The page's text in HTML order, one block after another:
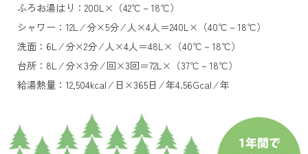
ふろお湯はり：200L×（42℃－18℃）
シャワー：12L ⁄ 分×5分 ⁄ 人×4人＝240L×（40℃－18℃）
洗面：6L ⁄ 分×2分 ⁄ 人×4人＝48L×（40℃－18℃）
台所：8L ⁄ 分×3分 ⁄ 回×3回＝72L×（37℃－18℃）
給湯熱量：12,504kcal ⁄ 日×365日 ⁄ 年4.56Gcal ⁄ 年